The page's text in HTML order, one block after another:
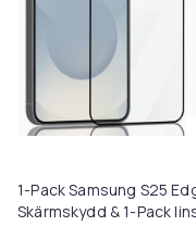
1-Pack Samsung S25
Skärmskydd & 1-Pack